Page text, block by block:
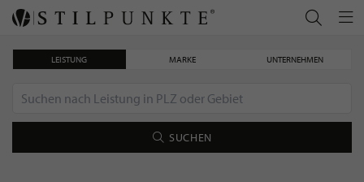
LEISTUNG MARKE UNTERNEHMEN
SUCHEN